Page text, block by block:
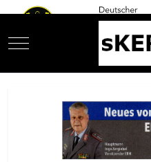
Mobile Menu Toggle